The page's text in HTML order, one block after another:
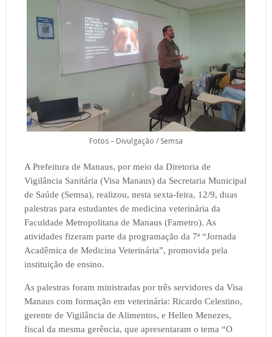
Fotos – Divulgação / Semsa
A Prefeitura de Manaus, por meio da Diretoria de
Vigilância Sanitária (Visa Manaus) da Secretaria Municipal
de Saúde (Semsa), realizou, nesta sexta-feira, 12/9, duas
palestras para estudantes de medicina veterinária da
Faculdade Metropolitana de Manaus (Fametro). As
atividades fizeram parte da programação da 7ª “Jornada
Acadêmica de Medicina Veterinária”, promovida pela
instituição de ensino.
As palestras foram ministradas por três servidores da Visa
Manaus com formação em veterinária: Ricardo Celestino,
gerente de Vigilância de Alimentos, e Hellen Menezes,
fiscal da mesma gerência, que apresentaram o tema “O